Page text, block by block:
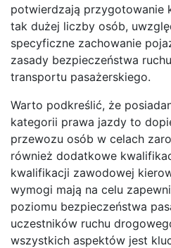
potwierdzają przygotowanie
tak dużej liczby osób,
specyficzne zachowanie
zasady bezpieczeństwa
transportu pasażerskiego.
Warto podkreślić, że
kategorii prawa jazdy to
przewozu osób w celach
również dodatkowe
kwalifikacji zawodowej
wymogi mają na celu
poziomu bezpieczeństwa
uczestników ruchu
wszystkich aspektów jest